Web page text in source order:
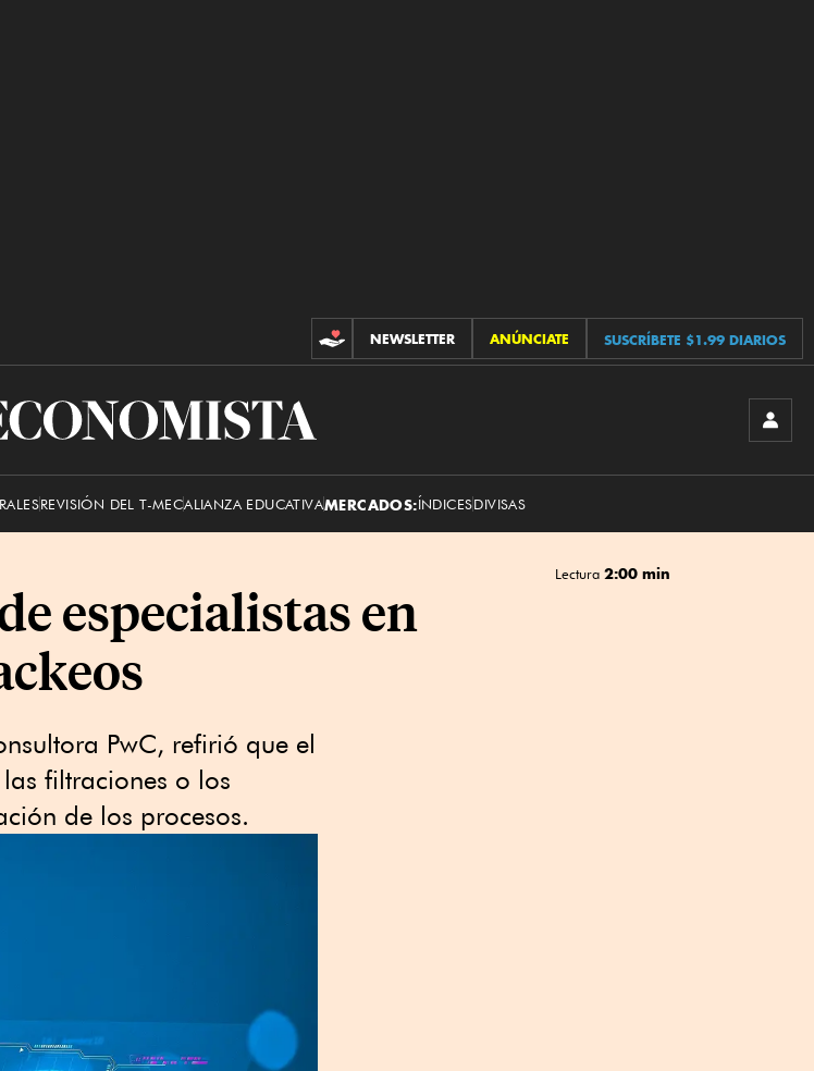
CONTRIBUCIONES
NEWSLETTER ANÚNCIATE SUSCRÍBETE $1.99 DIARIOS
El
REVISIÓN DEL T-MECALIANZA EDUCATIVAMERCADOS:ÍNDICESDIVISAS
Lectura 2:00 min
especialistas en
PwC, refirió que el
filtraciones o los
de los procesos.